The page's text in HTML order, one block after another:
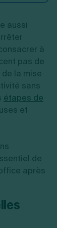
aussi
à
pas de
la mise
sans
étapes de
et
de
après